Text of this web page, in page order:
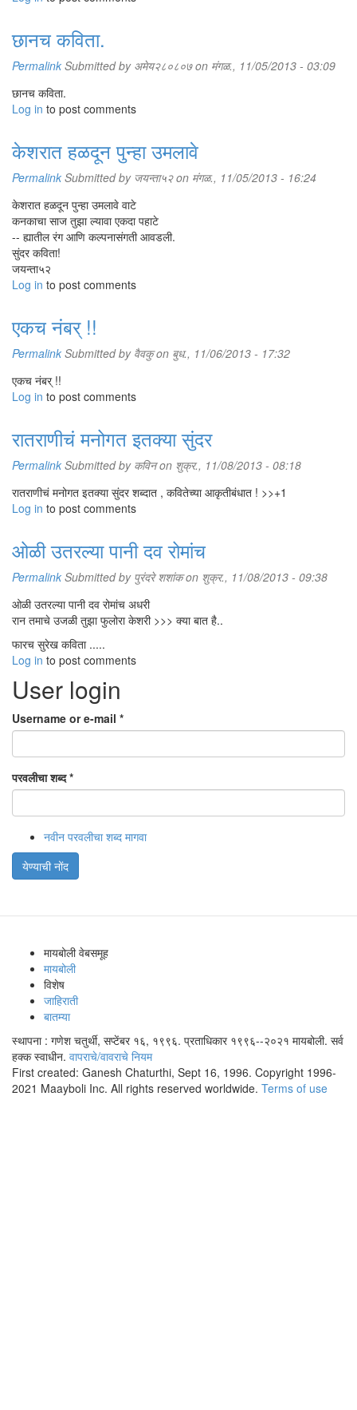
छानच कविता.
Permalink Submitted by अमेय२८०८०७on मंगळ., 11/05/2013 - 03:09
छानच कविता.
Log in to post comments
केशरात हळदून पुन्हा उमलावे
Permalink Submitted by जयन्ता५२on मंगळ., 11/05/2013 - 16:24
केशरात हळदून पुन्हा उमलावे वाटे
कनकाचा साज तुझा ल्यावा एकदा पहाटे
-- ह्यातील रंग आणि कल्पनासंगती आवडली.
सुंदर कविता!
जयन्ता५२
Log in to post comments
एकच नंबर् !!
Permalink Submitted by वैवकुon बुध., 11/06/2013 - 17:32
एकच नंबर् !!
Log in to post comments
रातराणीचं मनोगत इतक्या सुंदर
Permalink Submitted by कविनon शुक्र., 11/08/2013 - 08:18
रातराणीचं मनोगत इतक्या सुंदर शब्दात , कवितेच्या आकृतीबंधात ! >>+1
Log in to post comments
ओळी उतरल्या पानी दव रोमांच
Permalink Submitted by पुरंदरे शशांकon शुक्र., 11/08/2013 - 09:38
ओळी उतरल्या पानी दव रोमांच अधरी
रान तमाचे उजळी तुझा फुलोरा केशरी >>> क्या बात है..
फारच सुरेख कविता .....
Log in to post comments
User login
Username or e-mail *
परवलीचा शब्द*
नवीन परवलीचा शब्द मागवा
येण्याची नोंद
मायबोली वेबसमूह
मायबोली
विशेष
जाहिराती
बातम्या
स्थापना : गणेश चतुर्थी, सप्टेंबर १६, १९९६. प्रताधिकार १९९६--२०२१ मायबोली. सर्व
हक्क स्वाधीन. वापराचे/वावराचे नियम
First created: Ganesh Chaturthi, Sept 16, 1996. Copyright 1996-
2021 Maayboli Inc. All rights reserved worldwide. Terms of use